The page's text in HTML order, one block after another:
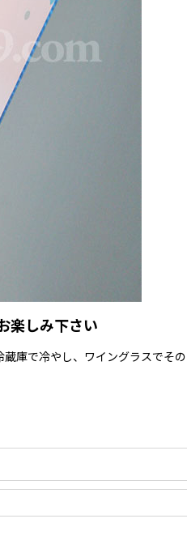
楽しみ下さい
庫で冷やし、ワイングラスでそ